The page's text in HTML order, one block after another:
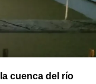
cuenca del río